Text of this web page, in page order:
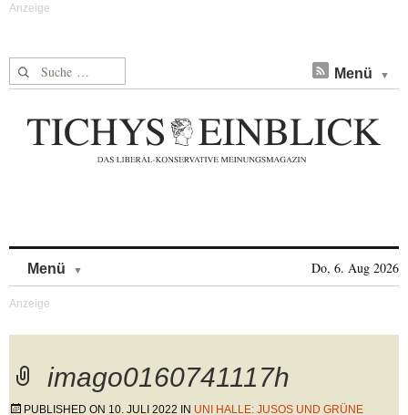
Suche nach: Menü
Menü Do, 6. Aug 2026
imago0160741117h
PUBLISHED ON 10. JULI 2022 IN UNI HALLE: JUSOS UND GRÜNE